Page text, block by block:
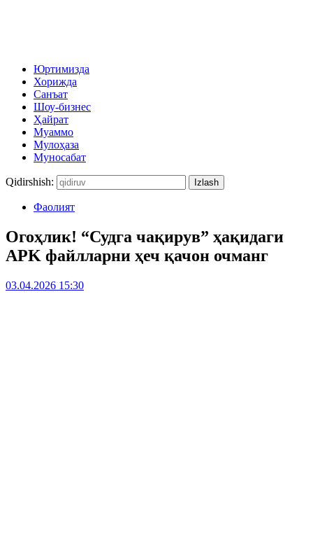
Юртимизда
Хорижда
Санъат
Шоу-бизнес
Ҳайрат
Муаммо
Мулоҳаза
Муносабат
Qidirshish:
Фаолият
Огоҳлик! “Судга чақирув” ҳақидаги
APK файлларни ҳеч қачон очманг
03.04.2026 15:30